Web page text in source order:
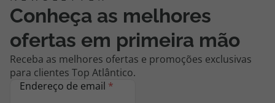
Conheça as melhores
ofertas em primeira mão
Receba as melhores ofertas e promoções exclusivas
para clientes Top Atlântico.
Endereço de email *